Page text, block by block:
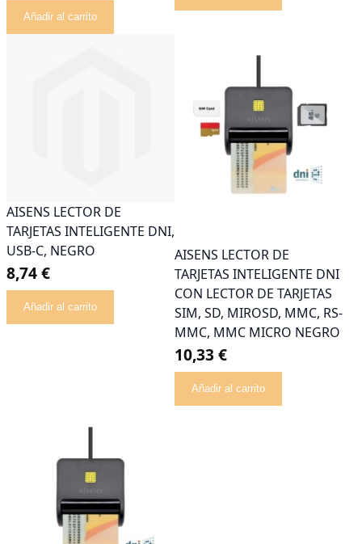
Añadir al carrito
AISENS LECTOR DE
TARJETAS INTELIGENTE DNI,
USB-C, NEGRO
8,74 €
Añadir al carrito
AISENS LECTOR DE
TARJETAS INTELIGENTE DNI
CON LECTOR DE TARJETAS
SIM, SD, MIROSD, MMC, RS-
MMC, MMC MICRO NEGRO
10,33 €
Añadir al carrito